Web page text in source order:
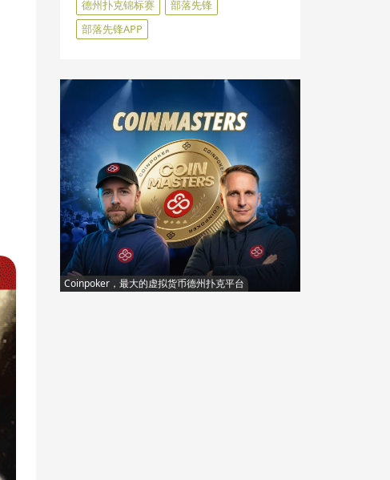
德州扑克锦标赛
部落先锋
部落先锋APP
Coinpoker，最大的虚拟货币德州扑克平台